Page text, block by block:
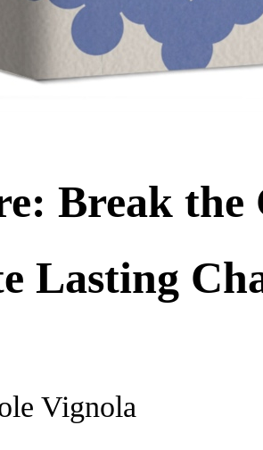
Break the
Lasting
Vignola